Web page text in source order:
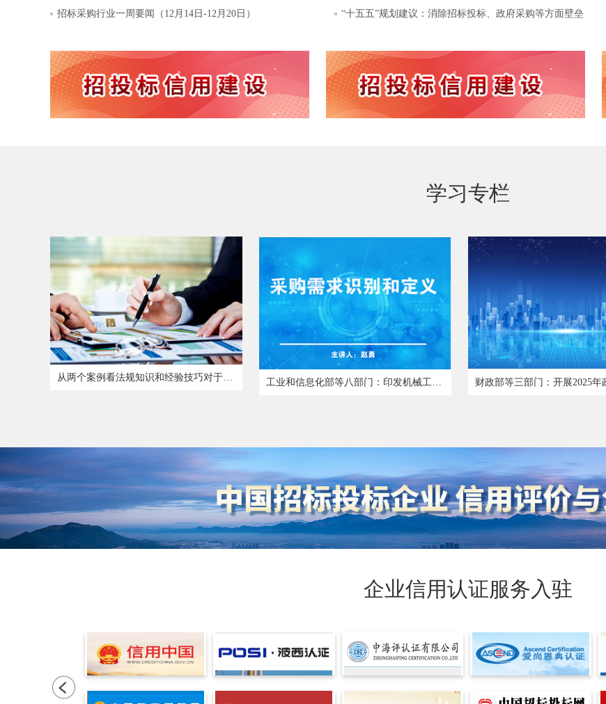
招标采购行业一周要闻（12月14日-12月20日）
“十五五”规划建议：消除招标投标、政府采购等方面壁垒
学习专栏
从两个案例看法规知识和经验技巧对于评标的重要性
企业信用认证服务入驻